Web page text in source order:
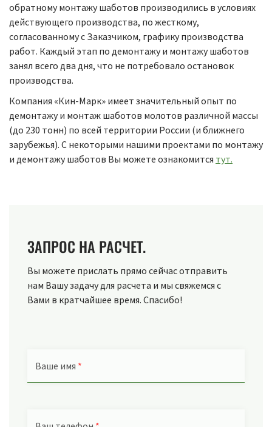
обратному монтажу шаботов производились в условиях
действующего производства, по жесткому,
согласованному с Заказчиком, графику производства
работ. Каждый этап по демонтажу и монтажу шаботов
занял всего два дня, что не потребовало остановок
производства.
Компания «Кин-Марк» имеет значительный опыт по
демонтажу и монтаж шаботов молотов различной массы
(до 230 тонн) по всей территории России (и ближнего
зарубежья). С некоторыми нашими проектами по монтажу
и демонтажу шаботов Вы можете ознакомится тут.
ЗАПРОС НА РАСЧЕТ.
Вы можете прислать прямо сейчас отправить
нам Вашу задачу для расчета и мы свяжемся с
Вами в кратчайшее время. Спасибо!
Ваше имя *